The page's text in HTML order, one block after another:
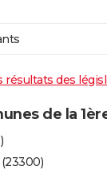
résultats des
de la